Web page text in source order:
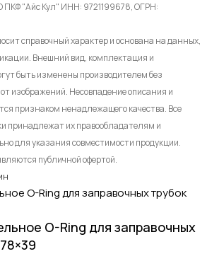
ПКФ "Айс Кул" ИНН: 9721199678, ОГРН:
справочный характер и основана на данных,
Внешний вид, комплектация и
быть изменены производителем без
изображений. Несовпадение описания и
признаком ненадлежащего качества. Все
принадлежат их правообладателям и
для указания совместимости продукции.
публичной офертой.
O-Ring для заправочных